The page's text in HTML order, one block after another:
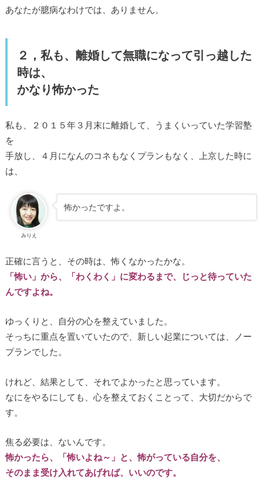
あなたが臆病なわけでは、ありません。
２，私も、離婚して無職になって引っ越した
時は、
かなり怖かった
私も、２０１５年３月末に離婚して、うまくいっていた学習塾
を
手放し、４月になんのコネもなくプランもなく、上京した時に
は、
みりえ
怖かったですよ。
正確に言うと、その時は、怖くなかったかな。
「怖い」から、「わくわく」に変わるまで、じっと待っていた
んですよね。
ゆっくりと、自分の心を整えていました。
そっちに重点を置いていたので、新しい起業については、ノー
プランでした。
けれど、結果として、それでよかったと思っています。
なにをやるにしても、心を整えておくことって、大切だからで
す。
焦る必要は、ないんです。
怖かったら、「怖いよね～」と、怖がっている自分を、
そのまま受け入れてあげれば、いいのです。